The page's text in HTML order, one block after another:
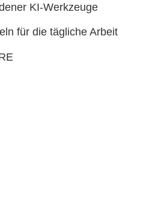
KI-Werkzeuge
für die tägliche Arbeit